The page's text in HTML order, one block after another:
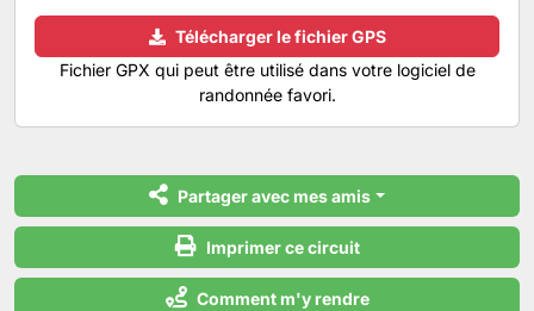
Télécharger le fichier GPS
Fichier GPX qui peut être utilisé dans votre logiciel de
randonnée favori.
Partager avec mes amis
Imprimer ce circuit
Comment m'y rendre